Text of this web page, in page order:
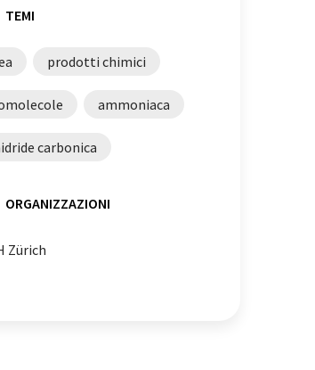
TEMI
prodotti chimici
ammoniaca
carbonica
ORGANIZZAZIONI
Zürich